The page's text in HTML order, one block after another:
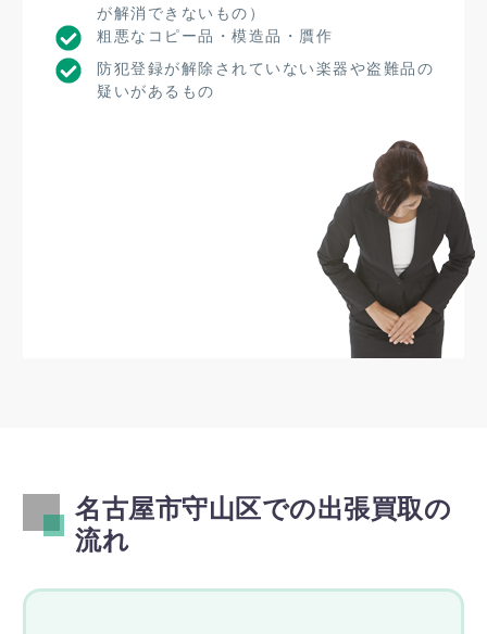
が解消できないもの）
粗悪なコピー品・模造品・贋作
防犯登録が解除されていない楽器や盗難品の
疑いがあるもの
名古屋市守山区での出張買取の
流れ